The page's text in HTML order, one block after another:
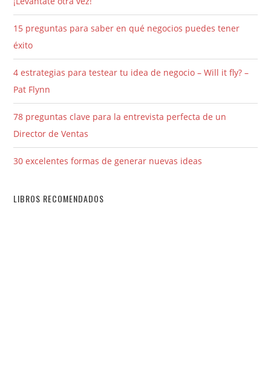
15 preguntas para saber en qué negocios puedes tener
éxito
4 estrategias para testear tu idea de negocio – Will it fly? –
Pat Flynn
78 preguntas clave para la entrevista perfecta de un
Director de Ventas
30 excelentes formas de generar nuevas ideas
LIBROS RECOMENDADOS